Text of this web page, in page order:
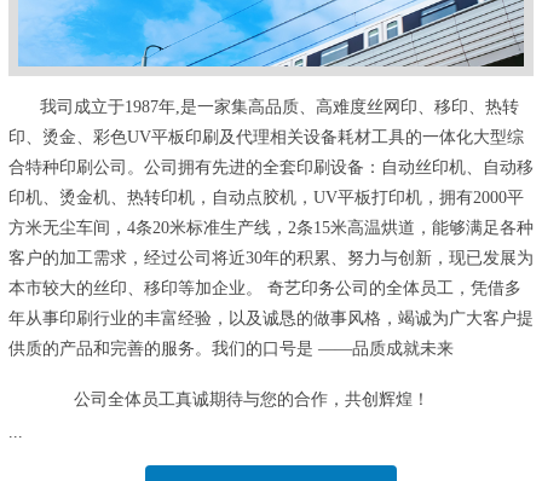
我司成立于1987年,是一家集高品质、高难度丝网印、移印、热转
印、烫金、彩色UV平板印刷及代理相关设备耗材工具的一体化大型综
合特种印刷公司。公司拥有先进的全套印刷设备：自动丝印机、自动移
印机、烫金机、热转印机，自动点胶机，UV平板打印机，拥有2000平
方米无尘车间，4条20米标准生产线，2条15米高温烘道，能够满足各种
客户的加工需求，经过公司将近30年的积累、努力与创新，现已发展为
本市较大的丝印、移印等加企业。 奇艺印务公司的全体员工，凭借多
年从事印刷行业的丰富经验，以及诚恳的做事风格，竭诚为广大客户提
供质的产品和完善的服务。我们的口号是 ——品质成就未来
公司全体员工真诚期待与您的合作，共创辉煌！
...